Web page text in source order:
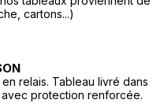
cartons...)
relais. Tableau livré dans
protection renforcée.